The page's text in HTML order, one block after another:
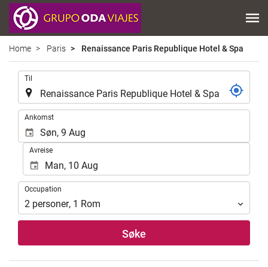
Home Paris Renaissance Paris Republique Hotel & Spa
Til
Ankomst
Avreise
Occupation
Occupation
2 personer, 1 Rom
Søke